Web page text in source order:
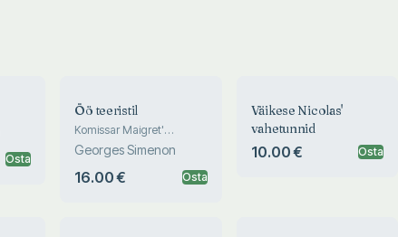
Osta
Öö teeristil
Komissar Maigret'
juhtumid
Georges Simenon
16.00 € Osta
Väikese Nicolas'
vahetunnid
10.00 € Osta